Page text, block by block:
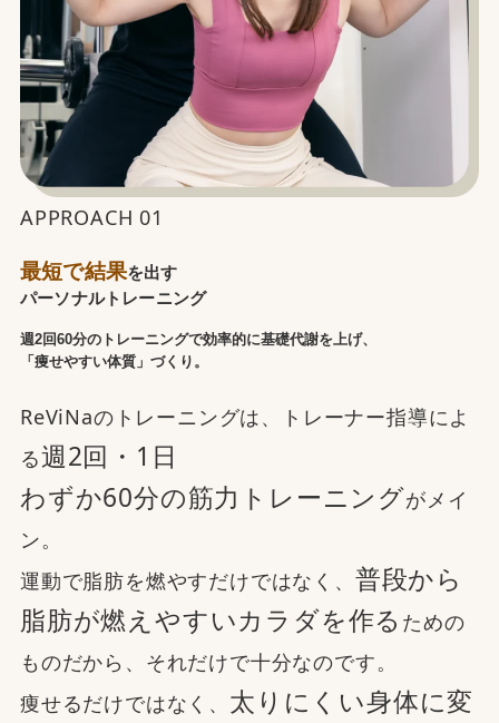
APPROACH 01
最短で結果を出す
パーソナルトレーニング
週2回60分のトレーニングで効率的に基礎代謝を上げ、
「痩せやすい体質」づくり。
ReViNaのトレーニングは、トレーナー指導によ
る週2回・1日
わずか60分の筋力トレーニングがメイ
ン。
運動で脂肪を燃やすだけではなく、 普段から
脂肪が燃えやすいカラダを作る ための
ものだから、それだけで十分なのです。
痩せるだけではなく、 太りにくい身体に変